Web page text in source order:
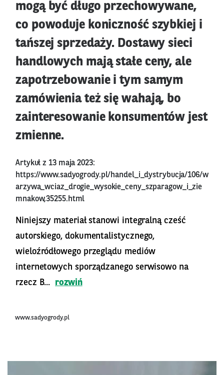
mogą być długo przechowywane,
co powoduje koniczność szybkiej i
tańszej sprzedaży. Dostawy sieci
handlowych mają stałe ceny, ale
zapotrzebowanie i tym samym
zamówienia też się wahają, bo
zainteresowanie konsumentów jest
zmienne.
Artykuł z 13 maja 2023:
https://www.sadyogrody.pl/handel_i_dystrybucja/106/w
arzywa_wciaz_drogie_wysokie_ceny_szparagow_i_zie
mnakow,35255.html
Niniejszy materiał stanowi integralną cześć
autorskiego, dokumentalistycznego,
wieloźródłowego przeglądu mediów
internetowych sporządzanego serwisowo na
rzecz B...
rozwiń
www.sadyogrody.pl